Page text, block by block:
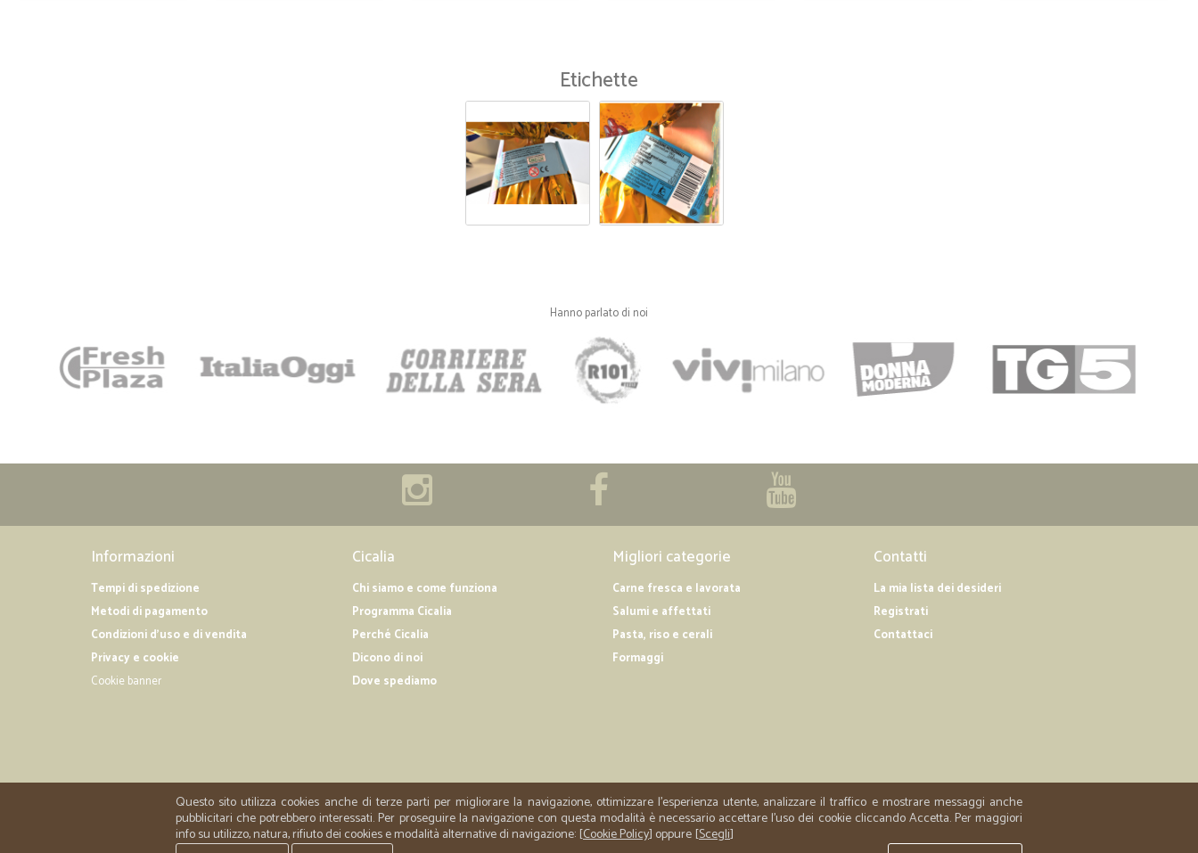
Etichette
Hanno parlato di noi
Informazioni
Tempi di spedizione
Metodi di pagamento
Condizioni d'uso e di vendita
Privacy e cookie
Cookie banner
Cicalia
Chi siamo e come funziona
Programma Cicalia
Perché Cicalia
Dicono di noi
Dove spediamo
Migliori categorie
Carne fresca e lavorata
Salumi e affettati
Pasta, riso e cerali
Formaggi
Contatti
La mia lista dei desideri
Registrati
Contattaci
Questo sito utilizza cookies anche di terze parti per migliorare la navigazione, ottimizzare l'esperienza utente, analizzare il traffico e mostrare messaggi anche
pubblicitari che potrebbero interessati. Per proseguire la navigazione con questa modalità è necessario accettare l'uso dei cookie cliccando Accetta. Per maggiori
info su utilizzo, natura, rifiuto dei cookies e modalità alternative di navigazione: [Cookie Policy] oppure [Scegli]